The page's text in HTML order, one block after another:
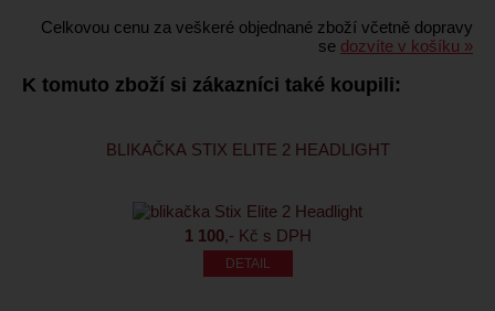
Celkovou cenu za veškeré objednané zboží včetně dopravy
se dozvíte v košíku »
K tomuto zboží si zákazníci také koupili:
BLIKAČKA STIX ELITE 2 HEADLIGHT
1 100,- Kč s DPH